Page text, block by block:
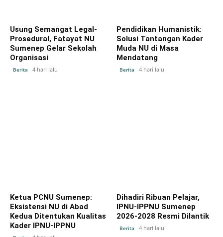
Usung Semangat Legal-
Prosedural, Fatayat NU
Sumenep Gelar Sekolah
Organisasi
Berita 4 hari lalu
Pendidikan Humanistik:
Solusi Tantangan Kader
Muda NU di Masa
Mendatang
Berita 4 hari lalu
Ketua PCNU Sumenep:
Eksistensi NU di Abad
Kedua Ditentukan Kualitas
Kader IPNU-IPPNU
Dihadiri Ribuan Pelajar,
IPNU-IPPNU Sumenep
2026-2028 Resmi Dilantik
Berita 4 hari lalu